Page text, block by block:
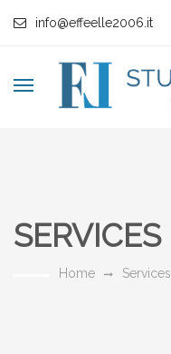
info@effeelle2006.it
SERVICES
Home Services